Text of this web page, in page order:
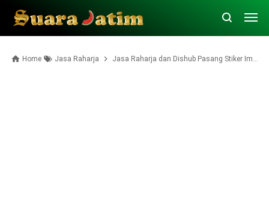
Home Jasa Raharja Jasa Raharja dan Dishub Pasang Stiker Imbauan Tegur Pengemudi Ugal-ugalan di Bus Jember Indah